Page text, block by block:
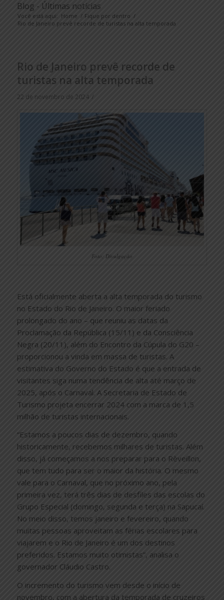
Blog - Últimas notícias
Você está aqui: Home / Fique por dentro /
Rio de Janeiro prevê recorde de turistas na alta temporada
Rio de Janeiro prevê recorde de
turistas na alta temporada
22 de novembro de 2024 /
Foto: Divulgação
Está oficialmente aberta a alta temporada do turismo
no Estado do Rio de Janeiro. O maior feriado
prolongado do ano – que reuniu as datas da
Proclamação da República (15/11) e da Consciência
Negra (20/11), além do Encontro da Cúpula do G20 –
proporcionou a vinda em massa de turistas. A
estimativa do Governo do Estado é que a entrada de
visitantes siga numa tendência de alta até março de
2025, após o Carnaval. A Secretaria de Estado de
Turismo projeta encerrar 2024 com a marca de 1,5
milhão de turistas internacionais.
“Estamos a poucos dias de dezembro, quando
historicamente, recebemos milhares de turistas. Além
disso, já começamos a nos preparar para o Rèveillon,
que tem tudo para ser o maior da história. O mesmo
vale para o Carnaval, que no próximo ano, pela
primeira vez, terá três dias de desfiles das escolas do
Grupo Especial (domingo, segunda e terça) na Sapucaí.
No meio disso, temos janeiro e fevereiro, quando
muitas pessoas aproveitam as férias escolares para
viajarem e o Rio de Janeiro é um dos destinos
preferidos. Estamos muito otimistas”, analisa o
governador Cláudio Castro.
O incremento do turismo vem desde o início de
novembro, com a abertura da temporada de cruzeiros